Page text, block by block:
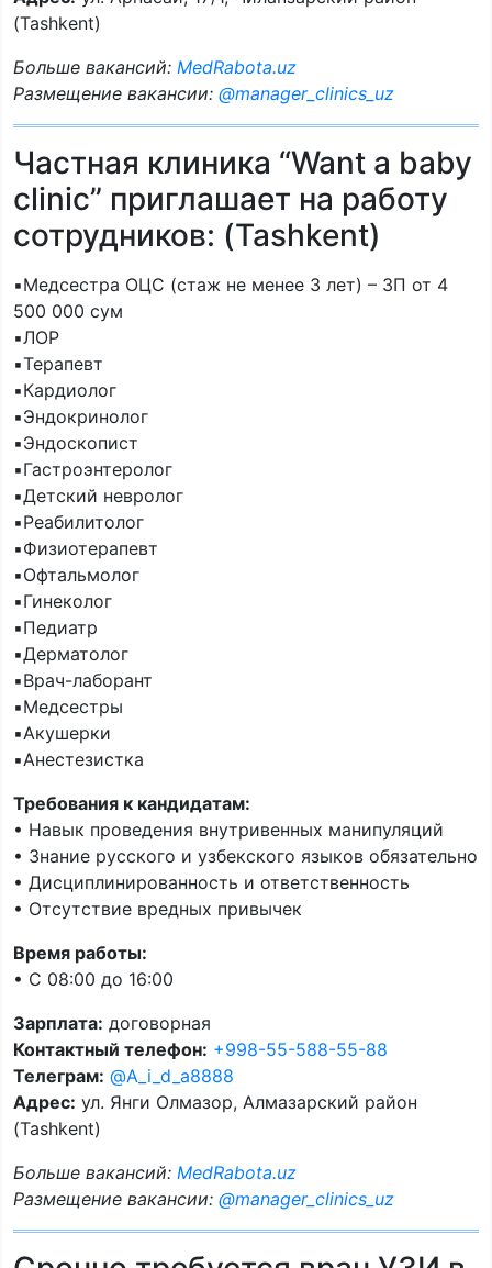
(Tashkent)
Больше вакансий: MedRabota.uz
Размещение вакансии: @manager_clinics_uz
Частная клиника “Want a baby
clinic” приглашает на работу
сотрудников: (Tashkent)
▪️Медсестра ОЦС (стаж не менее 3 лет) – ЗП от 4
500 000 сум
▪️ЛОР
▪️Терапевт
▪️Кардиолог
▪️Эндокринолог
▪️Эндоскопист
▪️Гастроэнтеролог
▪️Детский невролог
▪️Реабилитолог
▪️Физиотерапевт
▪️Офтальмолог
▪️Гинеколог
▪️Педиатр
▪️Дерматолог
▪️Врач-лаборант
▪️Медсестры
▪️Акушерки
▪️Анестезистка
Требования к кандидатам:
• Навык проведения внутривенных манипуляций
• Знание русского и узбекского языков обязательно
• Дисциплинированность и ответственность
• Отсутствие вредных привычек
Время работы:
• С 08:00 до 16:00
Зарплата: договорная
Контактный телефон: +998-55-588-55-88
Телеграм: @A_i_d_a8888
Адрес: ул. Янги Олмазор, Алмазарский район
(Tashkent)
Больше вакансий: MedRabota.uz
Размещение вакансии: @manager_clinics_uz